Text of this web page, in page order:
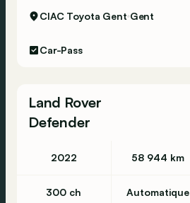
CIAC Toyota Gent Gent
Car-Pass
Land Rover
Defender
2022 58 944 km
300 ch Automatique